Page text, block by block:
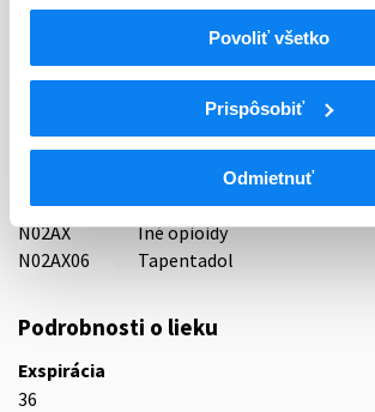
Povoliť všetko
Prispôsobiť
Odmietnuť
65 - ANALGETICA - ANODYNA
N
Centrálna nervová sústava
Analgetiká
N02A
Opioidné analgetiká
N02AX
Iné opioidy
N02AX06
Tapentadol
Podrobnosti o lieku
Exspirácia
36